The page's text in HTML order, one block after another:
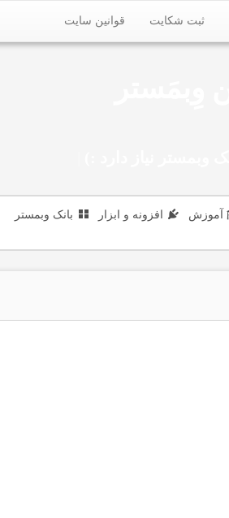
ثبت شکایت قوانین سایت
آموزش افزونه و ابزار بانک وبمستر